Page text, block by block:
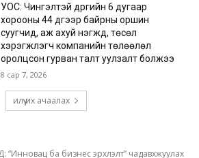
УОС: Чингэлтэй дүүргийн 6 дугаар
хорооны 44 дүгээр байрны оршин
суугчид, аж ахуй нэгжүүд, төсөл
хэрэгжүүлэгч компанийн төлөөлөл
оролцсон гурван талт уулзалт болжээ
8 сар 7, 2026
илүү их ачаалах